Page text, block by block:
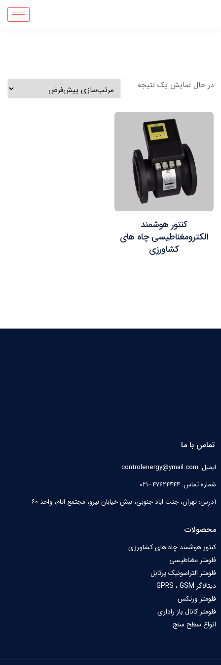
در حال نمایش یک نتیجه
کنتور هوشمند
الکترومغناطیسی چاه های
کشاورزی
تماس با ما
ایمیل: controlenergy@ymail.com
شماره تماس: 47624444–021
آدرس: تهران، جنت اباد جنوبی، نبش خیابان نیرو‌، مجتمع اتام، واحد ۶۰
محصولات
کنتور هوشمند چاه های کشاورزی
فلومتر مغناطیسی
فلومتر التراسونیک پرتابل
دیتالاگر GPRS ، GSM
فلومتر ورتکس
فلومتر کانال باز راداری
انواع سطح سنج